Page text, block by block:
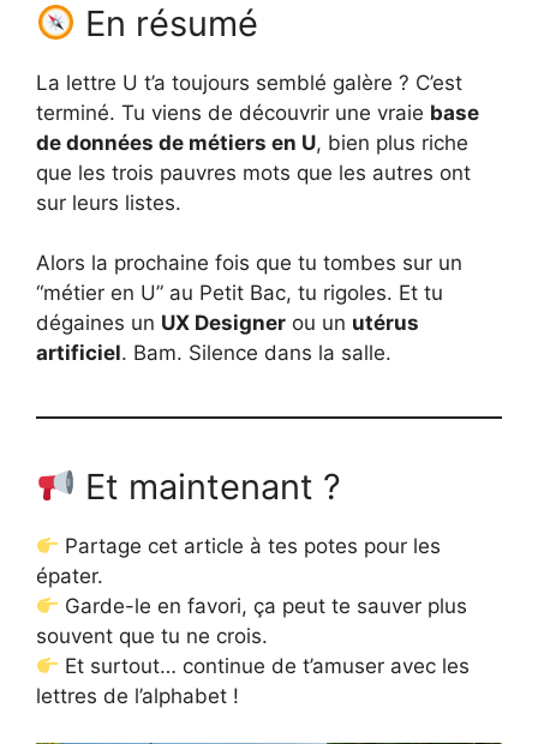
En résumé
La lettre U t’a toujours semblé galère ? C’est
terminé. Tu viens de découvrir une vraie base
de données de métiers en U, bien plus riche
que les trois pauvres mots que les autres ont
sur leurs listes.
Alors la prochaine fois que tu tombes sur un
“métier en U” au Petit Bac, tu rigoles. Et tu
dégaines un UX Designer ou un utérus
artificiel. Bam. Silence dans la salle.
Et maintenant ?
Partage cet article à tes potes pour les
épater.
Garde-le en favori, ça peut te sauver plus
souvent que tu ne crois.
Et surtout… continue de t’amuser avec les
lettres de l’alphabet !